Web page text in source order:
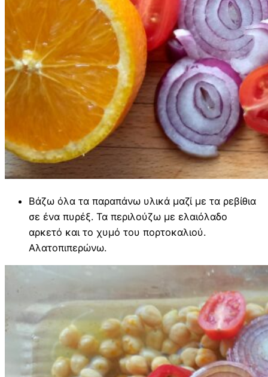
Βάζω όλα τα παραπάνω υλικά μαζί με τα ρεβίθια
σε ένα πυρέξ. Τα περιλούζω με ελαιόλαδο
αρκετό και το χυμό του πορτοκαλιού.
Αλατοπιπερώνω.